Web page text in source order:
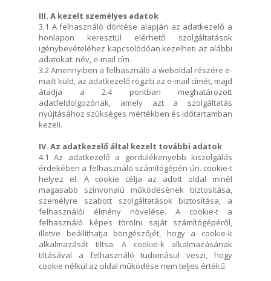
III. A kezelt személyes adatok
3.1 A felhasználó döntése alapján az adatkezelő a
honlapon keresztül elérhető szolgáltatások
igénybevételéhez kapcsolódóan kezelheti az alábbi
adatokat: név, e-mail cím.
3.2 Amennyiben a felhasználó a weboldal részére e-
mailt küld, az adatkezelő rögzíti az e-mail címét, majd
átadja a 2.4 pontban meghatározott
adatfeldolgozónak, amely azt a szolgáltatás
nyújtásához szükséges mértékben és időtartamban
kezeli.
IV. Az adatkezelő által kezelt további adatok
4.1 Az adatkezelő a gördülékenyebb kiszolgálás
érdekében a felhasználó számítógépén ún. cookie-t
helyez el. A cookie célja az adott oldal minél
magasabb színvonalú működésének biztosítása,
személyre szabott szolgáltatások biztosítása, a
felhasználói élmény növelése. A cookie-t a
felhasználó képes törölni saját számítógépéről,
illetve beállíthatja böngészőjét, hogy a cookie-k
alkalmazását tiltsa. A cookie-k alkalmazásának
tiltásával a felhasználó tudomásul veszi, hogy
cookie nélkül az oldal működése nem teljes értékű.